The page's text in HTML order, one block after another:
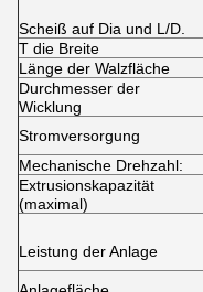
Scheiß auf Dia und L/D.
T die Breite
Länge der Walzfläche
Durchmesser der
Wicklung
Stromversorgung
Mechanische Drehzahl:
Extrusionskapazität
(maximal)
Leistung der Anlage